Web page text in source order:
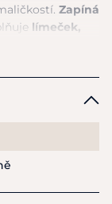
Zapíná
límeček,